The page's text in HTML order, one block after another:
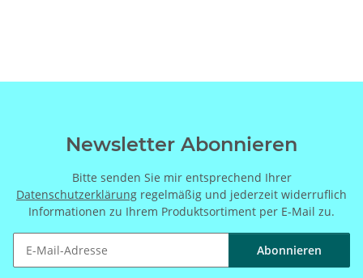
Newsletter Abonnieren
Bitte senden Sie mir entsprechend Ihrer
Datenschutzerklärung regelmäßig und jederzeit widerruflich
Informationen zu Ihrem Produktsortiment per E-Mail zu.
Abonnieren